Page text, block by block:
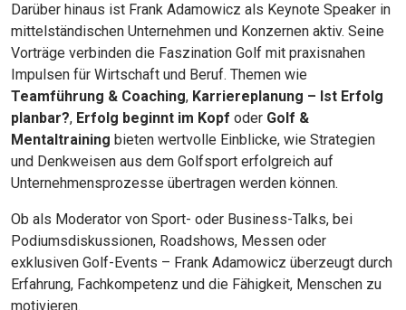
Darüber hinaus ist Frank Adamowicz als Keynote Speaker in
mittelständischen Unternehmen und Konzernen aktiv. Seine
Vorträge verbinden die Faszination Golf mit praxisnahen
Impulsen für Wirtschaft und Beruf. Themen wie
Teamführung & Coaching, Karriereplanung – Ist Erfolg
planbar?, Erfolg beginnt im Kopf oder Golf &
Mentaltraining bieten wertvolle Einblicke, wie Strategien
und Denkweisen aus dem Golfsport erfolgreich auf
Unternehmensprozesse übertragen werden können.
Ob als Moderator von Sport- oder Business-Talks, bei
Podiumsdiskussionen, Roadshows, Messen oder
exklusiven Golf-Events – Frank Adamowicz überzeugt durch
Erfahrung, Fachkompetenz und die Fähigkeit, Menschen zu
motivieren.